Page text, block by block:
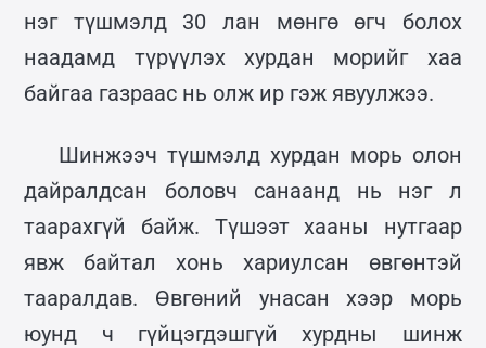
нэг түшмэлд 30 лан мөнгө өгч болох
наадамд түрүүлэх хурдан морийг хаа
байгаа газраас нь олж ир гэж явуулжээ.
Шинжээч түшмэлд хурдан морь олон
дайралдсан боловч санаанд нь нэг л
таарахгүй байж. Түшээт хааны нутгаар
явж байтал хонь хариулсан өвгөнтэй
тааралдав. Өвгөний унасан хээр морь
юунд ч гүйцэгдэшгүй хурдны шинж